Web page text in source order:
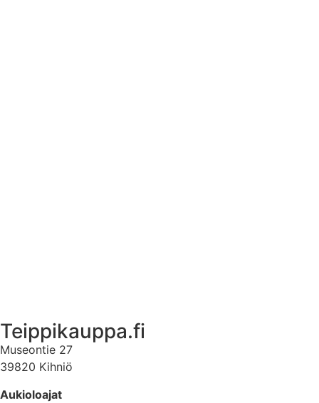
Teippikauppa.fi
Museontie 27
39820 Kihniö
Aukioloajat